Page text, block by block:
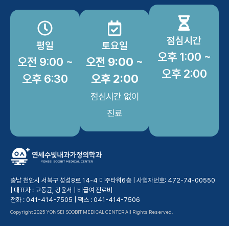
평일
오전 9:00 ~
오후 6:30
토요일
오전 9:00 ~
오후 2:00
점심시간 없이
진료
점심시간
오후 1:00 ~
오후 2:00
충남 천안시 서북구 성성8로 14-4 미주타워6층 | 사업자번호: 472-74-00550
| 대표자 : 고동균, 강윤서 | 비급여 진료비
전화 : 041-414-7505 | 팩스 : 041-414-7506
Copyright 2025 YONSEI SOOBIT MEDICAL CENTER All Rights Reserved.